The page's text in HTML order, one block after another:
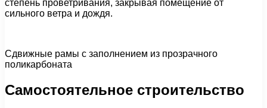
степень проветривания, закрывая помещение от
сильного ветра и дождя.
Сдвижные рамы с заполнением из прозрачного
поликарбоната
Самостоятельное строительство